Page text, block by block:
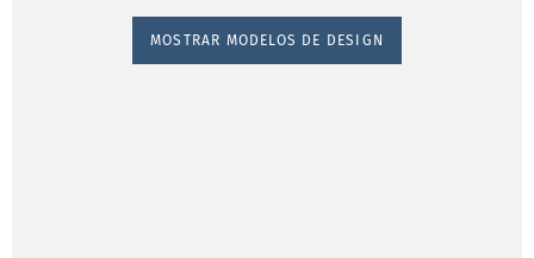
MOSTRAR MODELOS DE DESIGN